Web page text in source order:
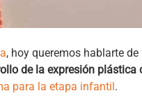
, hoy queremos hablarte de
de la expresión plástica
para la etapa infantil.